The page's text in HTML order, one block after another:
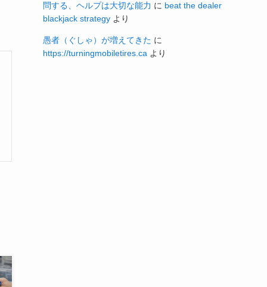
問する、ヘルプは大切な能力 に beat the dealer
blackjack strategy より
愚者（ぐしゃ）が増えてきた に
https://turningmobiletires.ca より